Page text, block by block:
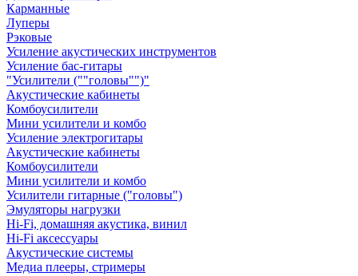
Карманные
Луперы
Рэковые
Усиление акустических инструментов
Усиление бас-гитары
"Усилители (""головы"")"
Акустические кабинеты
Комбоусилители
Мини усилители и комбо
Усиление электрогитары
Акустические кабинеты
Комбоусилители
Мини усилители и комбо
Усилители гитарные ("головы")
Эмуляторы нагрузки
Hi-Fi, домашняя акустика, винил
Hi-Fi аксессуары
Акустические системы
Медиа плееры, стримеры